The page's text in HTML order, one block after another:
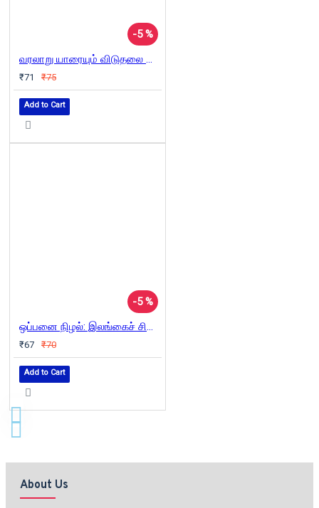
-5 %
வரலாறு யாரையும் விடுதலை செய்வதில்லை
₹71 ₹75
Add to Cart
-5 %
ஒப்பனை நிழல்: இலங்கைச் சிறுகதைகள்
₹67 ₹70
Add to Cart
About Us